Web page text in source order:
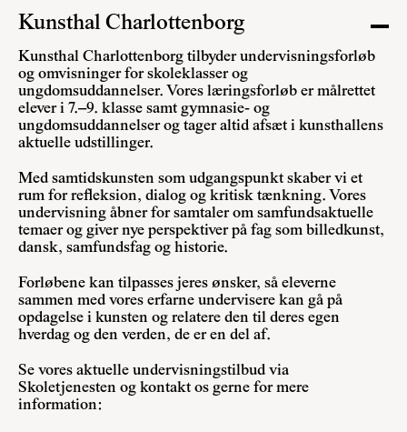
Kunsthal Charlottenborg
Kunsthal Charlottenborg tilbyder undervisningsforløb
og omvisninger for skoleklasser og
ungdomsuddannelser. Vores læringsforløb er målrettet
elever i 7.–9. klasse samt gymnasie- og
ungdomsuddannelser og tager altid afsæt i kunsthallens
aktuelle udstillinger.
Med samtidskunsten som udgangspunkt skaber vi et
rum for refleksion, dialog og kritisk tænkning. Vores
undervisning åbner for samtaler om samfundsaktuelle
temaer og giver nye perspektiver på fag som billedkunst,
dansk, samfundsfag og historie.
Forløbene kan tilpasses jeres ønsker, så eleverne
sammen med vores erfarne undervisere kan gå på
opdagelse i kunsten og relatere den til deres egen
hverdag og den verden, de er en del af.
Se vores aktuelle undervisningstilbud via
Skoletjenesten og kontakt os gerne for mere
information: